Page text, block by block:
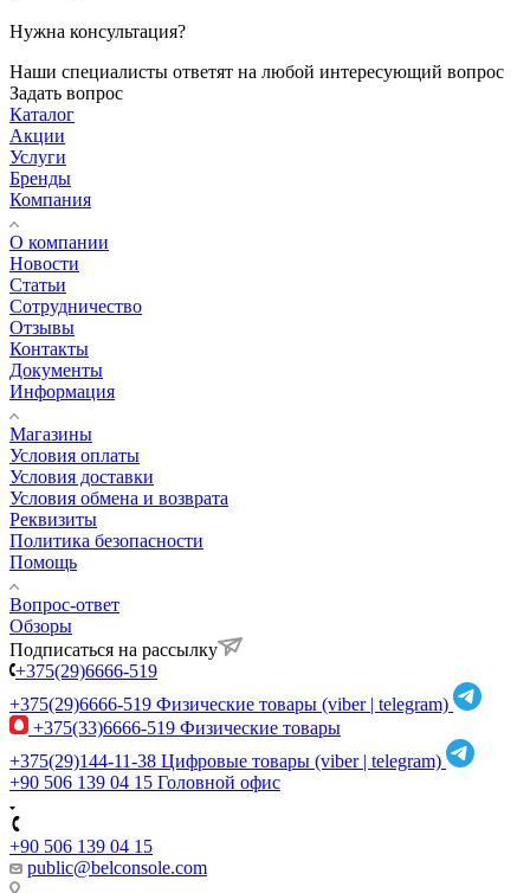
Нужна консультация?
Наши специалисты ответят на любой интересующий вопрос
Задать вопрос
Каталог
Акции
Услуги
Бренды
Компания
О компании
Новости
Статьи
Сотрудничество
Отзывы
Контакты
Документы
Информация
Магазины
Условия оплаты
Условия доставки
Условия обмена и возврата
Реквизиты
Политика безопасности
Помощь
Вопрос-ответ
Обзоры
Подписаться на рассылку
+375(29)6666-519
+375(29)6666-519 Физические товары (viber | telegram)
+375(33)6666-519 Физические товары
+375(29)144-11-38 Цифровые товары (viber | telegram)
+90 506 139 04 15 Головной офис
+90 506 139 04 15
public@belconsole.com